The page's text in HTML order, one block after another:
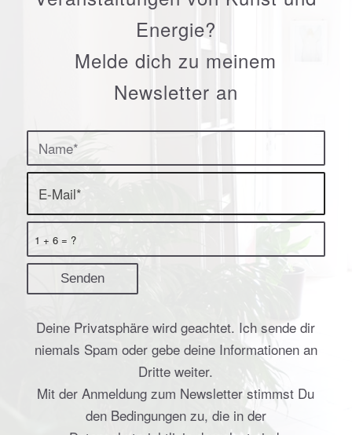
Energie?
Melde dich zu meinem
Newsletter an
1 + 6 = ?
Deine Privatsphäre wird geachtet. Ich sende dir
niemals Spam oder gebe deine Informationen an
Dritte weiter.
Mit der Anmeldung zum Newsletter stimmst Du
den Bedingungen zu, die in der